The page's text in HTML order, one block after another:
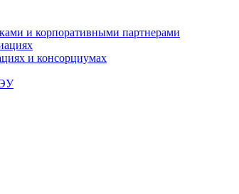
и корпоративными партнерами
и консорциумах